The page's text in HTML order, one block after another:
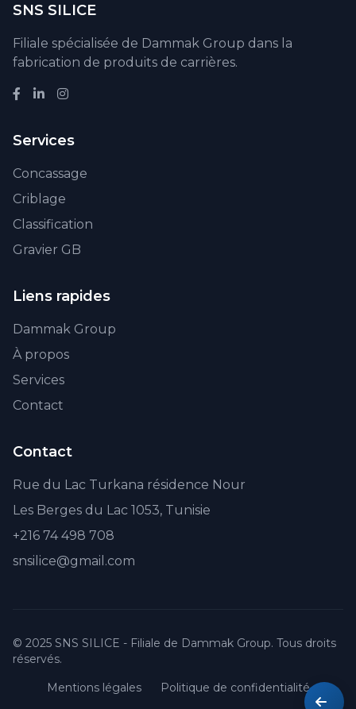
SNS SILICE
Filiale spécialisée de Dammak Group dans la
fabrication de produits de carrières.
Services
Concassage
Criblage
Classification
Gravier GB
Liens rapides
Dammak Group
À propos
Services
Contact
Contact
Rue du Lac Turkana résidence Nour
Les Berges du Lac 1053, Tunisie
+216 74 498 708
snsilice@gmail.com
© 2025 SNS SILICE - Filiale de Dammak Group. Tous droits
réservés.
Mentions légales
Politique de confidentialité